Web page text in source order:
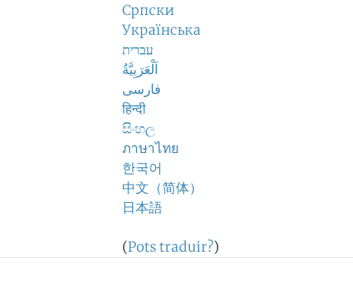
Српски
Українська
עברית
اَلْعَرَبِيَّةُ
فارسی
हिन्दी
සිංහල
ภาษาไทย
한국어
中文（简体）
日本語
(Pots traduir?)